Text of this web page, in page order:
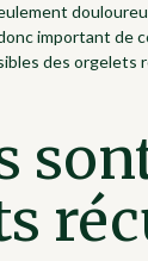
important de
des